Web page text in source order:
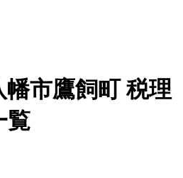
市鷹飼町 税理
覧